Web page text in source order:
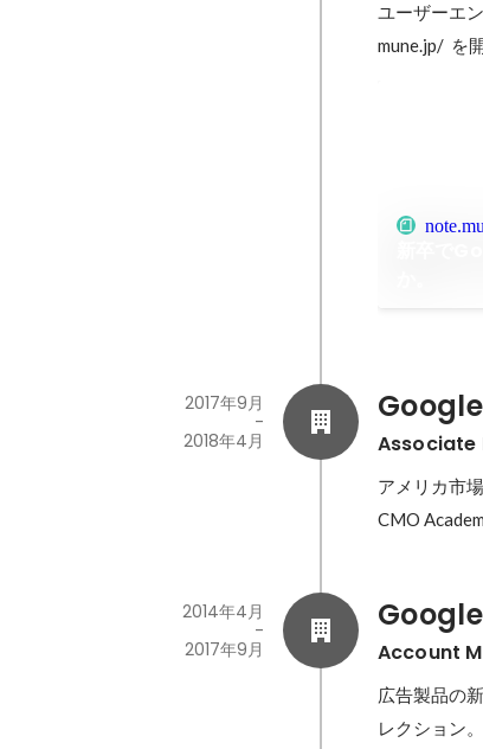
ユーザーエ
mune.jp/  を
note.mu
Associate
2017年9月
-
2018年4月
アメリカ市
CMO
Account
2014年4月
-
2017年9月
広告製品の
レクション。